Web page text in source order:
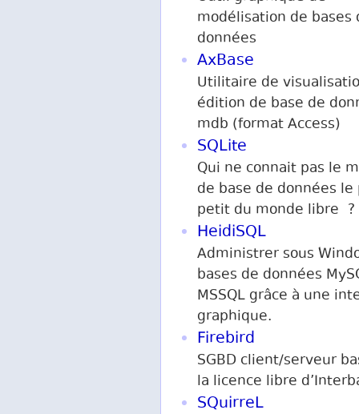
modélisation de bases
données
AxBase
Utilitaire de
édition de base de
mdb (format Access)
SQLite
Qui ne connait pas le
de base de données le
petit du monde libre ?
HeidiSQL
Administrer sous
bases de données
MSSQL grâce à une
graphique.
Firebird
SGBD client/serveur
la licence libre
SQuirreL